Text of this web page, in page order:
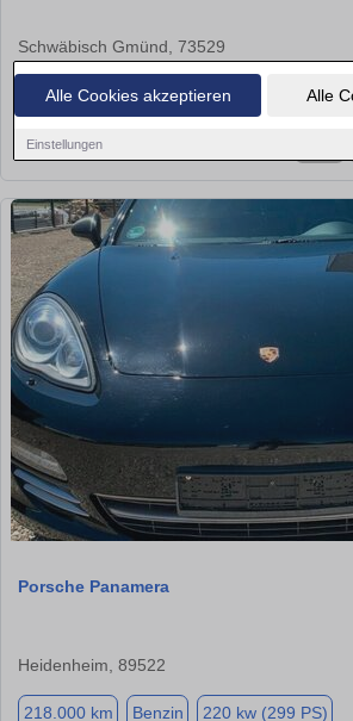
Alle Cookies akzeptieren Alle
Einstellungen
Schwäbisch Gmünd, 73529
35.280 km Hybrid (Benzin/Elekt 515
Porsche Panamera
Heidenheim, 89522
218.000 km Benzin 220 kw (299 PS)